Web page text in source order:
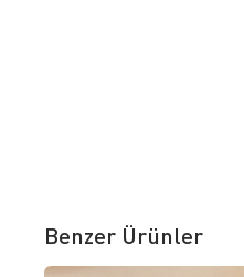
Benzer Ürünler